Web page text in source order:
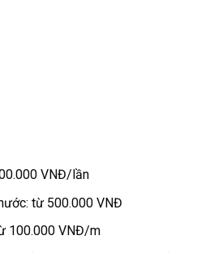
VNĐ/lần
từ 500.000 VNĐ
100.000 VNĐ/m